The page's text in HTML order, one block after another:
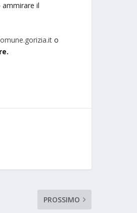
ammirare il
o
PROSSIMO